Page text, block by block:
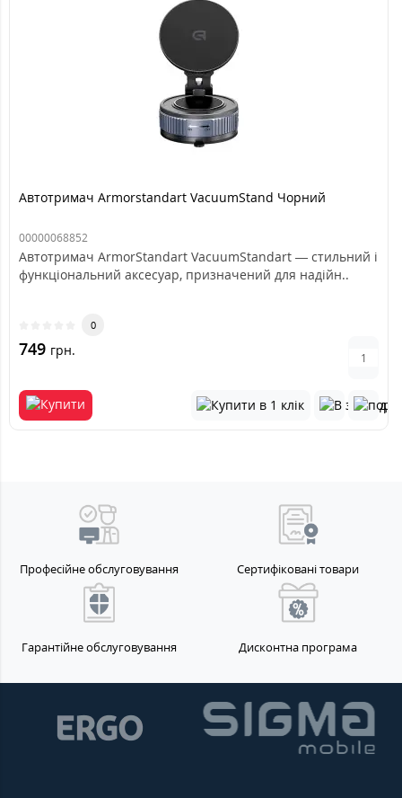
Автотримач Armorstandart VacuumStand Чорний
00000068852
Автотримач ArmorStandart VacuumStandart — стильний і
функціональний аксесуар, призначений для надійн..
0
749 грн.
Професійне обслуговування Сертифіковані товари
Гарантійне обслуговування Дисконтна програма